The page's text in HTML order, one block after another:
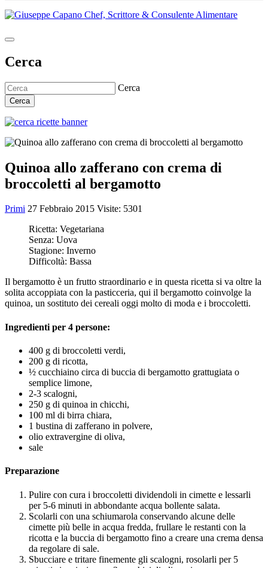
Cerca
Cerca
Cerca
Quinoa allo zafferano con crema di
broccoletti al bergamotto
Primi 27 Febbraio 2015 Visite: 5301
Ricetta: Vegetariana
Senza: Uova
Stagione: Inverno
Difficoltà: Bassa
Il bergamotto è un frutto straordinario e in questa ricetta si va oltre la
solita accoppiata con la pasticceria, qui il bergamotto coinvolge la
quinoa, un sostituto dei cereali oggi molto di moda e i broccoletti.
Ingredienti per 4 persone:
400 g di broccoletti verdi,
200 g di ricotta,
½ cucchiaino circa di buccia di bergamotto grattugiata o
semplice limone,
2-3 scalogni,
250 g di quinoa in chicchi,
100 ml di birra chiara,
1 bustina di zafferano in polvere,
olio extravergine di oliva,
sale
Preparazione
Pulire con cura i broccoletti dividendoli in cimette e lessarli
per 5-6 minuti in abbondante acqua bollente salata.
Scolarli con una schiumarola conservando alcune delle
cimette più belle in acqua fredda, frullare le restanti con la
ricotta e la buccia di bergamotto fino a creare una crema densa
da regolare di sale.
Sbucciare e tritare finemente gli scalogni, rosolarli per 5